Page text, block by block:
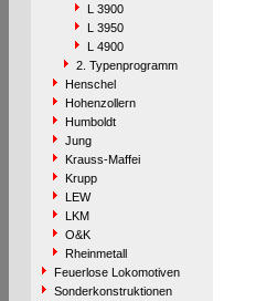
L 3900
L 3950
L 4900
2. Typenprogramm
Henschel
Hohenzollern
Humboldt
Jung
Krauss-Maffei
Krupp
LEW
LKM
O&K
Rheinmetall
Feuerlose Lokomotiven
Sonderkonstruktionen